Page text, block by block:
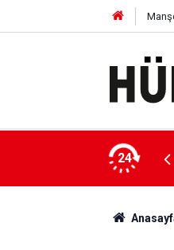
24
yaralama olayının şüphelileri